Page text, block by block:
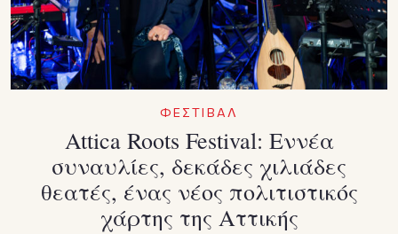
ΦΕΣΤΙΒΑΛ
Attica Roots Festival: Εννέα
συναυλίες, δεκάδες χιλιάδες
θεατές, ένας νέος πολιτιστικός
χάρτης της Αττικής